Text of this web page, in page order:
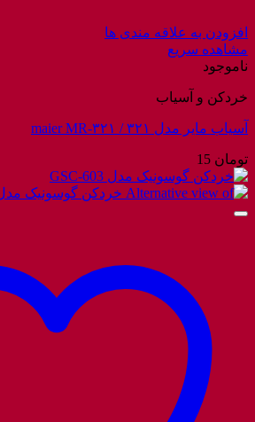
افزودن به علاقه مندی ها
مشاهده سریع
ناموجود
خردکن و آسیاب
آسیاب مایر مدل ۳۲۱ / maier MR-۳۲۱
تومان